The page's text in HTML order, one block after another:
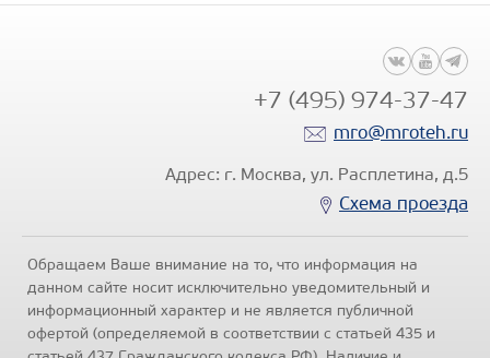
+7 (495) 974-37-47
mro@mroteh.ru
Адрес: г. Москва, ул. Расплетина, д.5
Схема проезда
Обращаем Ваше внимание на то, что информация на
данном сайте носит исключительно уведомительный и
информационный характер и не является публичной
офертой (определяемой в соответствии с статьей 435 и